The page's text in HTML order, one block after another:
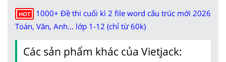
HOT
1000+ Đề thi cuối kì 2 file word cấu trúc mới 2026
Toán, Văn, Anh... lớp 1-12 (chỉ từ 60k)
Các sản phẩm khác của Vietjack: